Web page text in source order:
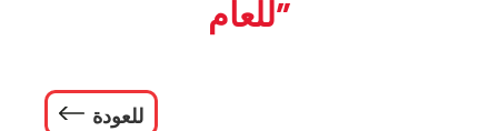
للعام”
للعودة